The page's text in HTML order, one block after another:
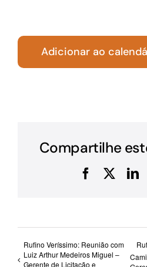
Adicionar ao
Compartilhe
Facebook
X
Rufino Veríssimo: Reunião com
Luiz Arthur Medeiros Miguel –
Gerente de Licitação e